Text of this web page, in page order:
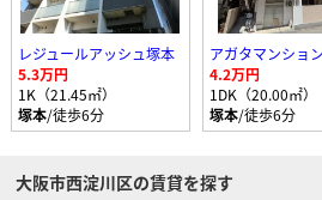
レジュールアッシュ塚本
5.3万円
1K（21.45㎡）
塚本/徒歩6分
アガタマンション
4.2万円
1DK（20.00㎡）
塚本/徒歩6分
大阪市西淀川区の賃貸を探す